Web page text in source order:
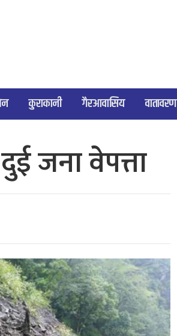
कुराकानी गैरआवासिय वातावरण
जना वेपत्ता